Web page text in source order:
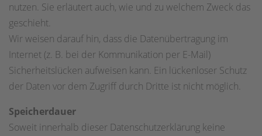
nutzen. Sie erläutert auch, wie und zu welchem Zweck das
geschieht.
Wir weisen darauf hin, dass die Datenübertragung im
Internet (z. B. bei der Kommunikation per E-Mail)
Sicherheitslücken aufweisen kann. Ein lückenloser Schutz
der Daten vor dem Zugriff durch Dritte ist nicht möglich.
Speicherdauer
Soweit innerhalb dieser Datenschutzerklärung keine